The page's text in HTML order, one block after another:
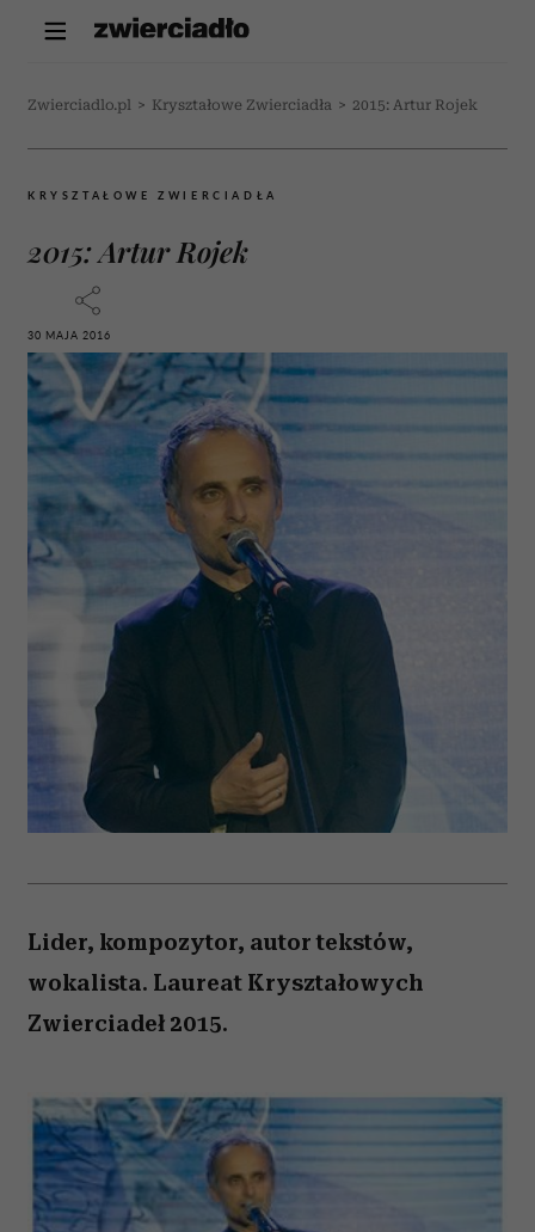
Zwierciadlo.pl > Kryształowe Zwierciadła > 2015: Artur Rojek
KRYSZTAŁOWE ZWIERCIADŁA
2015: Artur Rojek
30 MAJA 2016
Lider, kompozytor, autor tekstów,
wokalista. Laureat Kryształowych
Zwierciadeł 2015.